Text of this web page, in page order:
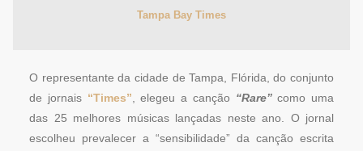
Tampa Bay Times
O representante da cidade de Tampa, Flórida, do conjunto
de jornais “Times” , elegeu a canção “Rare”como uma
das 25 melhores músicas lançadas neste ano. O jornal
escolheu prevalecer a “sensibilidade” da canção escrita